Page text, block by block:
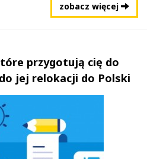
zobacz więcej
przygotują cię do
jej relokacji do Polski